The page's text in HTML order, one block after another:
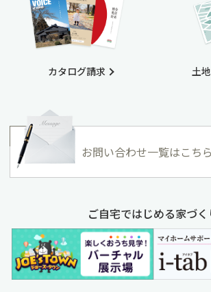
カタログ請求 土
お問い合わせ一覧はこちら
ご自宅ではじめる家づく